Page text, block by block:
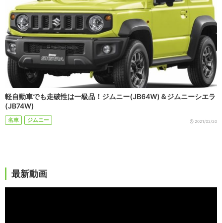
軽自動車でも走破性は一級品！ジムニー(JB64W)＆ジムニーシエラ
(JB74W)
名車 ジムニー 2021/02/20
最新動画